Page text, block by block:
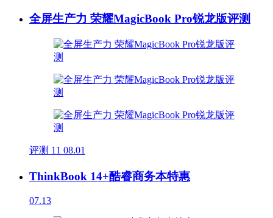
全屏生产力 荣耀MagicBook Pro锐龙版评测
评测 11 08.01
ThinkBook 14+酷睿商务本特惠
07.13